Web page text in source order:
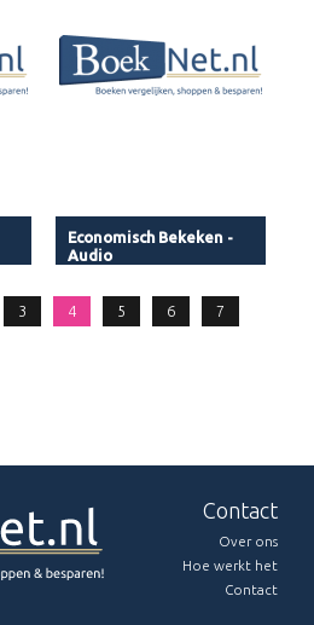
Economisch Bekeken -
Audio
3 4 5 6
7
Contact
Over ons
Hoe werkt het
Contact